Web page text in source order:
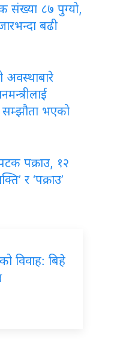
संख्या ८७ पुग्यो,
बढी
अवस्थाबारे
सम्झौता भएको
पटक पक्राउ, १२
र ‘पक्राउ’
विवाह: बिहे